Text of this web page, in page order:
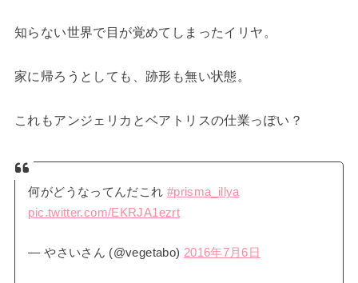
知らない世界で目が覚めてしまったイリヤ。
家に帰ろうとしても、跡形も無い状態。
これもアンジェリカとベアトリスの仕業っぽい？
何がどうなってんだこれ #prisma_illya
pic.twitter.com/EKRJA1ezrt
— やさいさん (@vegetabo) 2016年7月6日